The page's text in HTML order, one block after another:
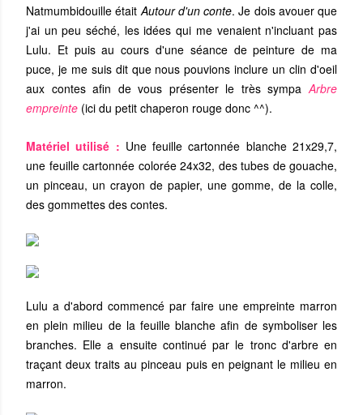
Natmumbidouille étaitAutour d'un conte. Je dois avouer que
j'ai un peu séché, les idées qui me venaient n'incluant pas
Lulu. Et puis au cours d'une séance de peinture de ma
puce, je me suis dit que nous pouvions inclure un clin d'oeil
aux contes afin de vous présenter le très sympaArbre
empreinte (ici du petit chaperon rouge donc ^^).
Matériel utilisé : Une feuille cartonnée blanche 21x29,7,
une feuille cartonnée colorée 24x32, des tubes de gouache,
un pinceau, un crayon de papier, une gomme, de la colle,
des gommettes des contes.
Lulu a d'abord commencé par faire une empreinte marron
en plein milieu de la feuille blanche afin de symboliser les
branches. Elle a ensuite continué par le tronc d'arbre en
traçant deux traits au pinceau puis en peignant le milieu en
marron.